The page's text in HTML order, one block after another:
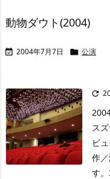
動物ダウト(2004)
 2004年7月7日  公演

ス
ビ
作
す